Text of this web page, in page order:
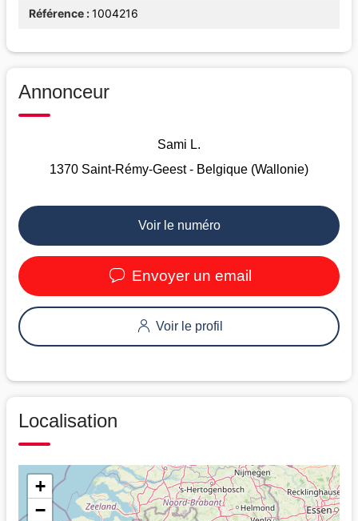
Référence 1004216
Annonceur
Sami L.
1370 Saint-Rémy-Geest - Belgique (Wallonie)
Voir le numéro
Envoyer un email
Voir le profil
Localisation
+
−